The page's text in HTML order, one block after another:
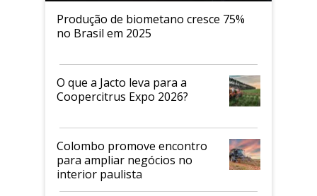
Produção de biometano cresce 75%
no Brasil em 2025
O que a Jacto leva para a
Coopercitrus Expo 2026?
Colombo promove encontro
para ampliar negócios no
interior paulista